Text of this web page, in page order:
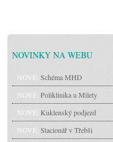
NOVINKY NA WEBU
NOVÉ: Schéma MHD
NOVÉ: Poliklinika u Milety
NOVÉ: Kuklenský podjezd
NOVÉ: Stacionář v Třebši